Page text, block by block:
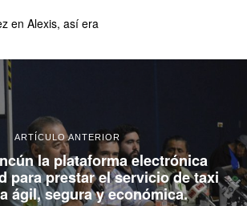
enAlexis, así era
ARTÍCULO ANTERIOR
la plataforma electrónica
para prestar el servicio de taxi
ágil, segura y económica.